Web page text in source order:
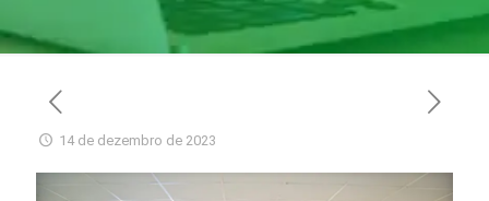
14 de dezembro de 2023